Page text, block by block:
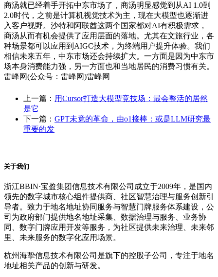
商汤就已经着手开拓中东市场了，商汤明显感觉到从AI 1.0到
2.0时代，之前是计算机视觉技术为主，现在大模型也逐渐进
入客户视野。沙特和阿联酋这两个国家都对AI有积极需求，
商汤从而有机会提供了应用层面的落地。尤其在文旅行业，各
种场景都可以应用到AIGC技术，为终端用户提升体验。我们
相信未来五年，中东市场还会持续扩大。一方面是因为中东市
场本身消费能力强，另一方面也和当地居民的消费习惯有关。
雷峰网(公众号：雷峰网)雷峰网
上一篇： 用Cursor打造大模型竞技场：最会整活的居然
是它
下一篇： GPT未竟的革命，由o1接棒：或是LLM研究最
重要的发
关于我们
浙江BBIN·宝盈集团信息技术有限公司成立于2009年，是国内
领先的数字城市核心组件提供商、社区智慧治理与服务创新引
导者。致力于地名地址协同服务与智慧门牌服务体系建设，公
司为政府部门提供地名地址采集、数据治理与服务、业务协
同、数字门牌应用开发等服务，为社区提供未来治理、未来邻
里、未来服务的数字化应用场景。
杭州海挚信息技术有限公司是旗下的控股子公司，专注于地名
地址相关产品的创新与研发。